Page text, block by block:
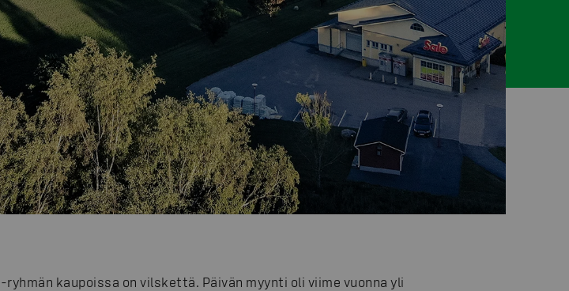
kaupoissa on vilskettä. Päivän myynti oli viime vuonna yli